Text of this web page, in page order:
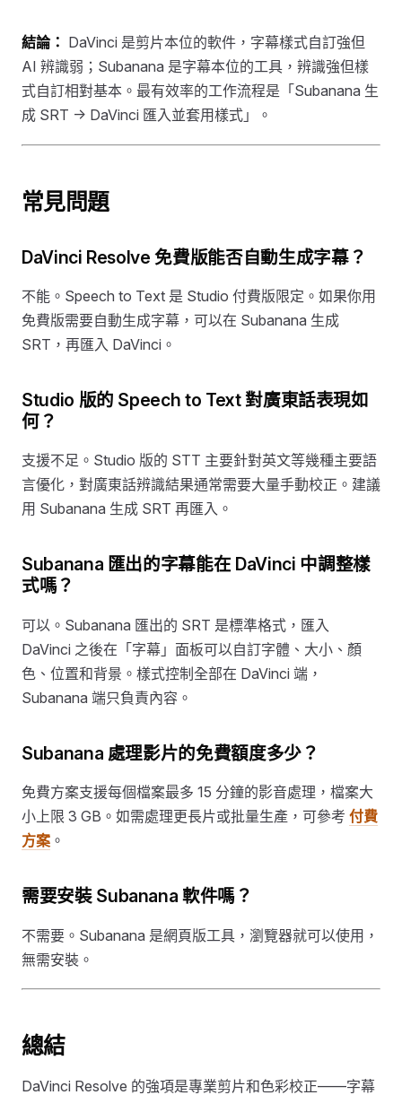
結論： DaVinci 是剪片本位的軟件，字幕樣式自訂強但
AI 辨識弱；Subanana 是字幕本位的工具，辨識強但樣
式自訂相對基本。最有效率的工作流程是「Subanana 生
成 SRT → DaVinci 匯入並套用樣式」。
常見問題
DaVinci Resolve 免費版能否自動生成字幕？
不能。Speech to Text 是 Studio 付費版限定。如果你用
免費版需要自動生成字幕，可以在 Subanana 生成
SRT，再匯入 DaVinci。
Studio 版的 Speech to Text 對廣東話表現如
何？
支援不足。Studio 版的 STT 主要針對英文等幾種主要語
言優化，對廣東話辨識結果通常需要大量手動校正。建議
用 Subanana 生成 SRT 再匯入。
Subanana 匯出的字幕能在 DaVinci 中調整樣
式嗎？
可以。Subanana 匯出的 SRT 是標準格式，匯入
DaVinci 之後在「字幕」面板可以自訂字體、大小、顏
色、位置和背景。樣式控制全部在 DaVinci 端，
Subanana 端只負責內容。
Subanana 處理影片的免費額度多少？
免費方案支援每個檔案最多 15 分鐘的影音處理，檔案大
小上限 3 GB。如需處理更長片或批量生產，可參考 付費
方案 。
需要安裝 Subanana 軟件嗎？
不需要。Subanana 是網頁版工具，瀏覽器就可以使用，
無需安裝。
總結
DaVinci Resolve 的強項是專業剪片和色彩校正——字幕